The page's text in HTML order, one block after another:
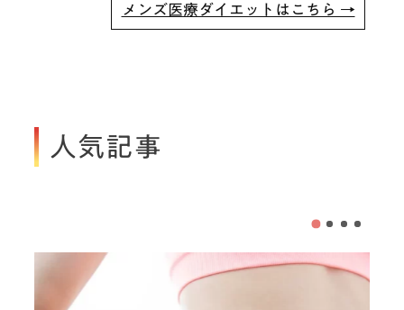
メンズ医療ダイエットはこちら →
人気記事